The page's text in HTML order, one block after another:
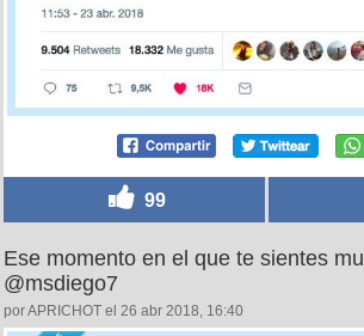
99
Ese momento en el que te sientes
@msdiego7
por APRICHOT el 26 abr 2018, 16:40